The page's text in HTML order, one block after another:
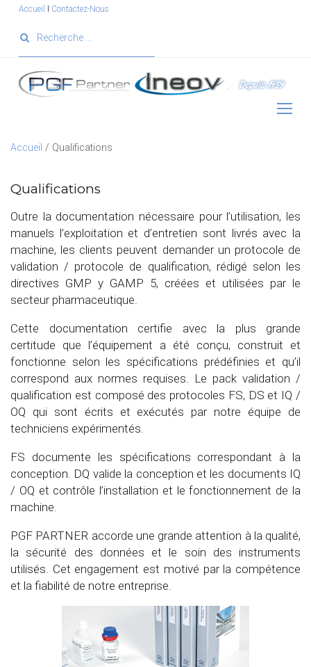
Accueil I Contactez-Nous
r
c
Accueil / Qualifications
u
a
l
i
f
i
c
t
i
o
n
s
Qualifications
Outre la documentation nécessaire pour l’utilisation, les
manuels l’exploitation et d’entretien sont livrés avec la
machine, les clients peuvent demander un protocole de
validation / protocole de qualification, rédigé selon les
directives GMP y GAMP 5, créées et utilisées par le
secteur pharmaceutique.
Cette documentation certifie avec la plus grande
certitude que l’équipement a été conçu, construit et
fonctionne selon les spécifications prédéfinies et qu’il
correspond aux normes requises. Le pack validation /
qualification est composé des protocoles FS, DS et IQ /
OQ qui sont écrits et exécutés par notre équipe de
techniciens expérimentés.
FS documente les spécifications correspondant à la
conception. DQ valide la conception et les documents IQ
/ OQ et contrôle l’installation et le fonctionnement de la
machine.
PGF PARTNER accorde une grande attention à la qualité,
la sécurité des données et le soin des instruments
utilisés. Cet engagement est motivé par la compétence
et la fiabilité de notre entreprise.